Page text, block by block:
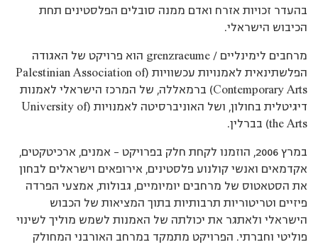
בהעדר זכויות אזרח ואדם ממנה סובלים הפלסטינים תחת
הכיבוש הישראלי.
מרחבים לימינליים / grenzraeume הוא פרויקט של האגודה
הפלשתינאית לאמנויות עכשוויות (Palestinian Association of
Contemporary Arts) ברמאללה, של המרכז הישראלי לאמנות
דיגיטלית בחולון, ושל האוניברסיטה לאמנויות (University of
the Arts) בברלין.
במרץ 2006, הוזמנו לקחת חלק בפרויקט – אמנים, ארכיטקטים,
אקדמאים ואנשי קולנוע פלסטינים, אירופאים וישראלים לבחון
את הסטאטוס של מרחבים יומיומיים, גבולות, אמצעי הפרדה
פיזיים וטריטוריות תרבותיות בתוך המציאות של הכבוש
הישראלי ולאתגר את יכולתה של האמנות לשמש מוליך לשינוי
פוליטי וחברתי. הפרויקט מתמקד במרחב האורבני המחולק